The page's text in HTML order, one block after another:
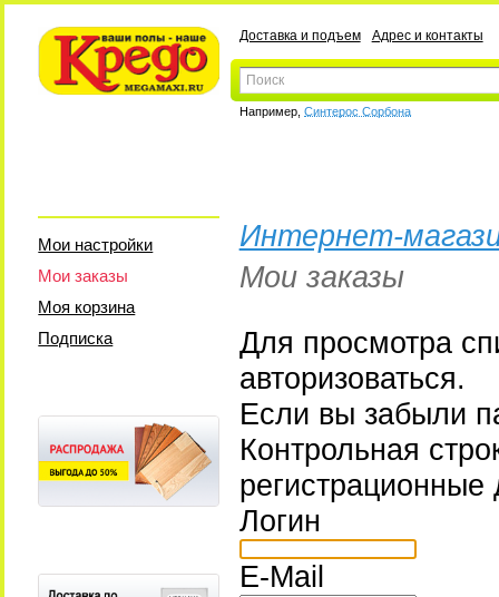
Доставка и подъем Адрес и контакты
Например, Синтерос Сорбона
Мои настройки
Мои заказы
Моя корзина
Подписка
Интернет-
Мои заказы
Для просмотра
авторизоваться.
Если вы забыли
Контрольная
Логин
E-Mail